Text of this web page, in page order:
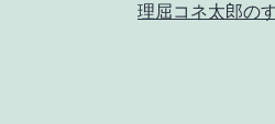
理屈コネ太郎の